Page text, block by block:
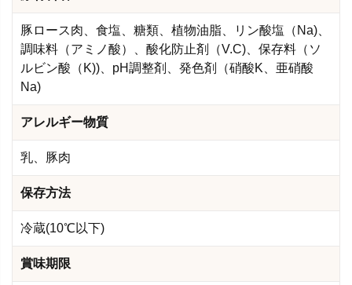
豚ロース肉、食塩、糖類、植物油脂、リン酸塩（Na)、
調味料（アミノ酸）、酸化防止剤（V.C)、保存料（ソ
ルビン酸（K))、pH調整剤、発色剤（硝酸K、亜硝酸
Na)
アレルギー物質
乳、豚肉
保存方法
冷蔵(10℃以下)
賞味期限